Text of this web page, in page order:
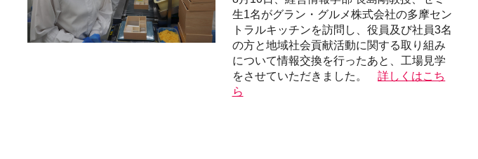
生1名がグラン・グルメ株式会社の多摩セン
トラルキッチンを訪問し、役員及び社員3名
の方と地域社会貢献活動に関する取り組み
について情報交換を行ったあと、工場見学
をさせていただきました。
詳しくはこち
ら